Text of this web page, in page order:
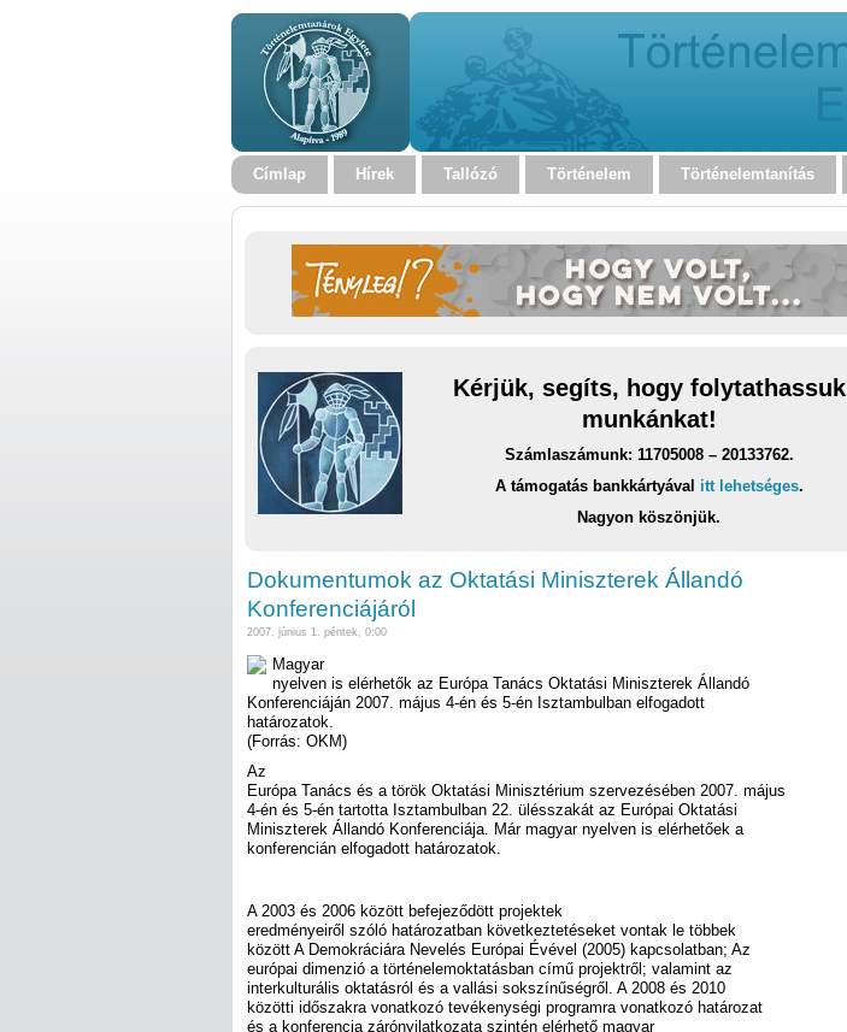
Címlap Hírek Tallózó Történelem Történelemtanítás
Kérjük, segíts, hogy folytathassuk
munkánkat!
Számlaszámunk: 11705008 – 20133762.
A támogatás bankkártyával itt lehetséges.
Nagyon köszönjük.
Dokumentumok az Oktatási Miniszterek Állandó
Konferenciájáról
2007. június 1. péntek, 0:00
Magyar
nyelven is elérhetők az Európa Tanács Oktatási Miniszterek Állandó
Konferenciáján 2007. május 4-én és 5-én Isztambulban elfogadott
határozatok.
(Forrás: OKM)
Az
Európa Tanács és a török Oktatási Minisztérium szervezésében 2007. május
4-én és 5-én tartotta Isztambulban 22. ülésszakát az Európai Oktatási
Miniszterek Állandó Konferenciája. Már magyar nyelven is elérhetőek a
konferencián elfogadott határozatok.
A 2003 és 2006 között befejeződött projektek
eredményeiről szóló határozatban következtetéseket vontak le többek
között A Demokráciára Nevelés Európai Évével (2005) kapcsolatban; Az
európai dimenzió a történelemoktatásban című projektről; valamint az
interkulturális oktatásról és a vallási sokszínűségről. A 2008 és 2010
közötti időszakra vonatkozó tevékenységi programra vonatkozó határozat
és a konferencia zárónyilatkozata szintén elérhető magyar